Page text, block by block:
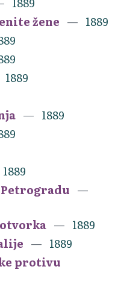
žene
1889
1889
1889
1889
1889
1889
protivu